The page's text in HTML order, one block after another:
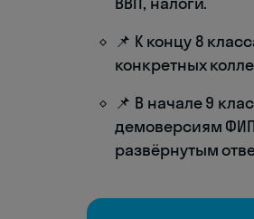
📌 К концу 8
конкретных
📌 В начале 9
демоверсиям
развёрнутым